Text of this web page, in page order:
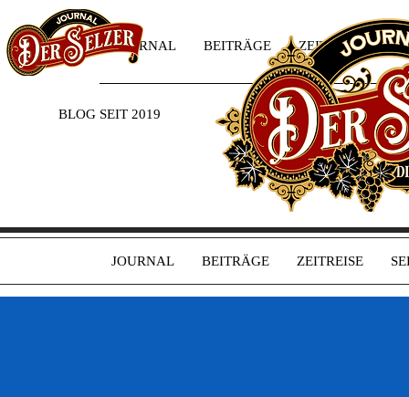
JOURNAL BEITRÄGE ZEITREISE
JOURNAL BEITRÄGE ZEITREISE
BLOG SEIT 2019